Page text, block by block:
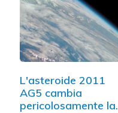
L'asteroide 2011
AG5 cambia
pericolosamente la